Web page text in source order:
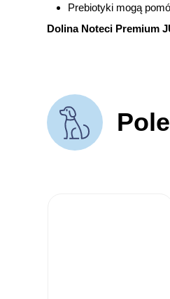
Prebiotyki mogą
Dolina Noteci Premium